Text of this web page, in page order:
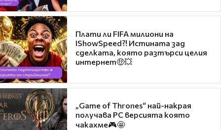
Плати ли FIFA милиони на
IShowSpeed?! Истината зад
сделката, която разтърси целия
интернет🤑💥
„Game of Thrones“ най-накрая
получава PC версията която
чакахме🎮🤩